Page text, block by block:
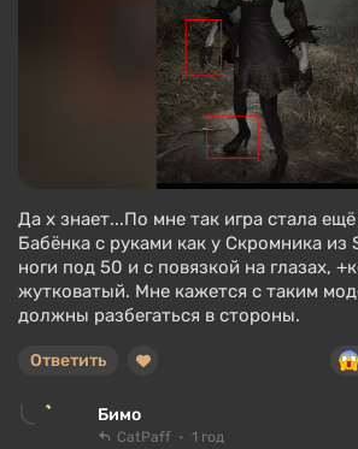
Да х знает...По мне так игра стала
Бабёнка с руками как у Скромника из
ноги под 50 и с повязкой на глазах,
жутковатый. Мне кажется с таким
должны разбегаться в стороны.
Ответить
Бимо
CatPaff 1 год